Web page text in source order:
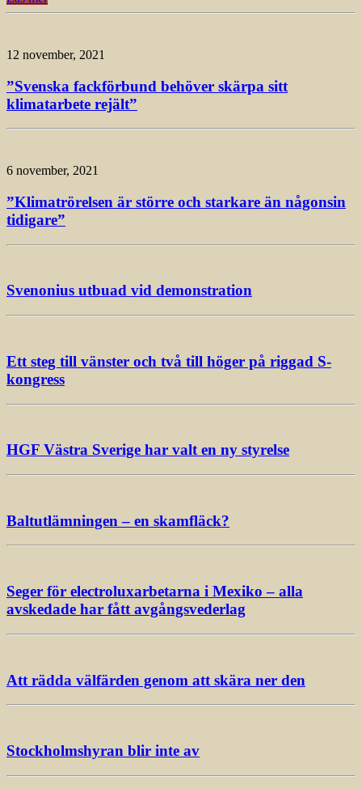
12 november, 2021
”Svenska fackförbund behöver skärpa sitt
klimatarbete rejält”
6 november, 2021
”Klimatrörelsen är större och starkare än någonsin
tidigare”
Svenonius utbuad vid demonstration
Ett steg till vänster och två till höger på riggad S-
kongress
HGF Västra Sverige har valt en ny styrelse
Baltutlämningen – en skamfläck?
Seger för electroluxarbetarna i Mexiko – alla
avskedade har fått avgångsvederlag
Att rädda välfärden genom att skära ner den
Stockholmshyran blir inte av